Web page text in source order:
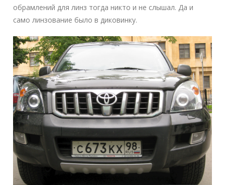
обрамлений для линз тогда никто и не слышал. Да и
само линзование было в диковинку.